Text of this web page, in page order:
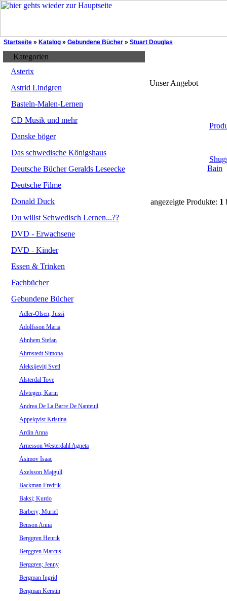
Startseite » Katalog » Gebundene Bücher » Stuart Douglas
Kategorien
Asterix
Astrid Lindgren
Basteln-Malen-Lernen
CD Musik und mehr
Danske böger
Das schwedische Königshaus
Deutsche Bücher Geralds Leseecke
Deutsche Filme
Donald Duck
Du willst Schwedisch Lernen...??
DVD - Erwachsene
DVD - Kinder
Essen & Trinken
Fachbücher
Gebundene Bücher
Adler-Olsen; Jussi
Adolfsson Maria
Ahnhem Stefan
Ahrnstedt Simona
Aleksijevitj Svetl
Alsterdal Tove
Alvtegen; Karin
Andrea De La Barre De Nanteuil
Appelqvist Kristina
Ardin Anna
Arnesson Westerdahl Agneta
Asimov Isaac
Axelsson Majgull
Backman Fredrik
Baksi; Kurdo
Barbery; Muriel
Benson Anna
Berggren Henrik
Berggren Marcus
Berggren; Jenny
Bergman Ingrid
Bergman Kerstin
Unser Angebot
Bain
angezeigte Produkte: 1